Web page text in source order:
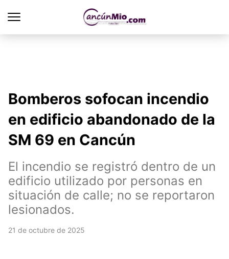
Bomberos sofocan incendio
en edificio abandonado de la
SM 69 en Cancún
El incendio se registró dentro de un
edificio utilizado por personas en
situación de calle; no se reportaron
lesionados.
21 de octubre de 2025